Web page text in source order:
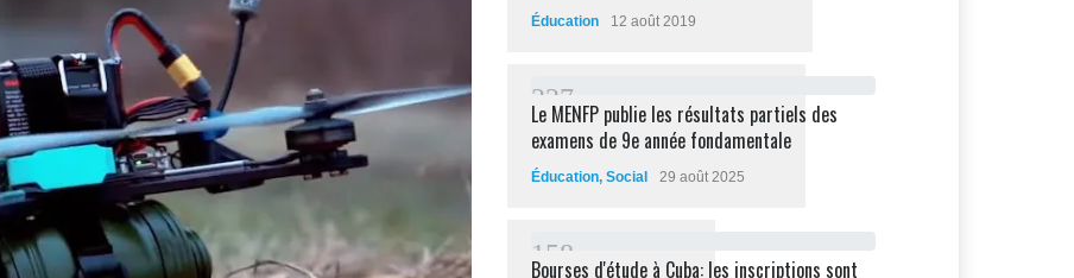
Éducation 12 août 2019
227
Le MENFP publie les résultats partiels des
examens de 9e année fondamentale
Éducation, Social 29 août 2025
1 58
Bourses d'étude à Cuba: les inscriptions sont